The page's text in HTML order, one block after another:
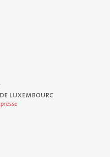
de Luxembourg - Service